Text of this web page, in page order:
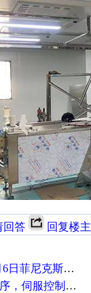
回答 回复楼主
斯在线研讨会即得
释详细，看的懂，学得快！